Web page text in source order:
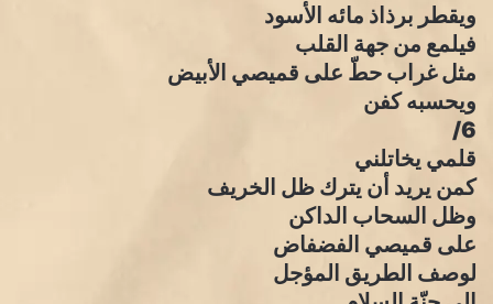
ويقطر برذاذ مائه الأسود
فيلمع من جهة القلب
مثل غراب حطّ على قميصي الأبيض
ويحسبه كفن
6/
قلمي يخاتلني
كمن يريد أن يترك ظل الخريف
وظل السحاب الداكن
على قميصي الفضفاض
لوصف الطريق المؤجل